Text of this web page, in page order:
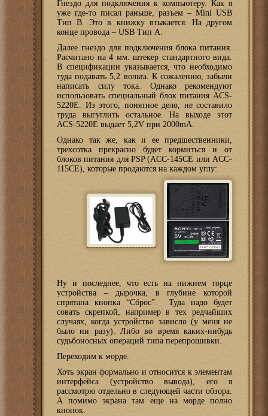
Гнездо для подключения к компьютеру. Как я
уже где-то писал раньше, разъем – Mini USB
Тип B. Это в книжку втыкается. На другом
конце провода – USB Тип А.
Далее гнездо для подключения блока питания.
Расчитано на 4 мм. штекер стандартного вида.
В спецификации указывается, что необходимо
туда подавать 5,2 вольта. К сожалению, забыли
написать силу тока. Однако рекомендуют
использовать специальный блок питания ACS-
5220E. Из этого, понятное дело, не составило
труда выгуглить остальное. На выходе этот
ACS-5220E выдает 5,2V при 2000mA.
Однако так же, как и ее предшественники,
трехсотка прекрасно будет кормиться и от
блоков питания для PSP (ACC-145CE или ACC-
115CE), которые продаются на каждом углу:
Ну и последнее, что есть на нижнем торце
устройства – дырочка, в глубине которой
спрятана кнопка “Сброс”. Туда надо будет
совать скрепкой, например в тех редчайших
случаях, когда устройство зависло (у меня не
было ни разу). Либо во время каких-нибудь
судьбоносных операций типа перепрошивки.
Переходим к морде.
Хоть экран формально и относится к элементам
интерфейса (устройство вывода), его я
рассмотрю отдельно в следующей части обзора.
А помимо экрана там еще на морде полно
кнопок.